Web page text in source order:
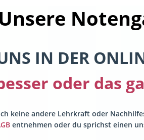
Unsere
IN DER
oder das
keine andere Lehrkraft oder
entnehmen oder du sprichst einen